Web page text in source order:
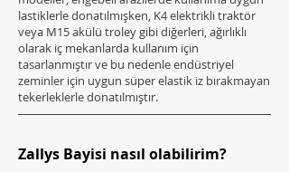
lastiklerle donatılmışken, K4 elektrikli traktör
veya M15 akülü troley gibi diğerleri, ağırlıklı
olarak iç mekanlarda kullanım için
tasarlanmıştır ve bu nedenle endüstriyel
zeminler için uygun süper elastik iz bırakmayan
tekerleklerle donatılmıştır.
Zallys Bayisi nasıl olabilirim?